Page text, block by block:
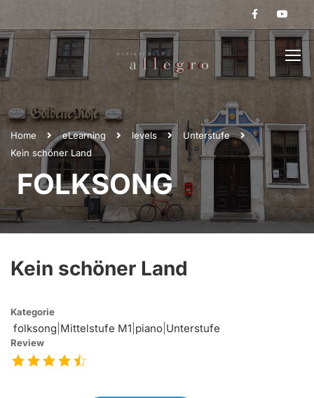
Home eLearning levels
Unterstufe
Kein schöner Land
FOLKSONG
Kein schöner Land
Kategorie
folksong Mittelstufe M1 piano Unterstufe
Review